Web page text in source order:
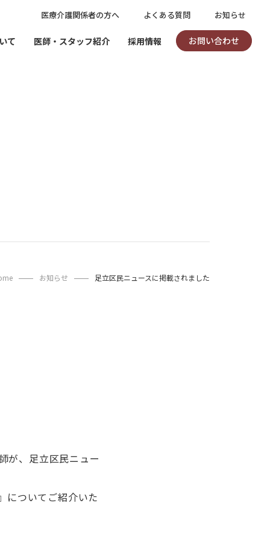
医療介護関係者の方へ よくある質問 お知らせ
て 医師・スタッフ紹介 採用情報 お問い合わせ
お知らせ 足立区民ニュースに掲載されました
が、足立区民ニュー
についてご紹介いた